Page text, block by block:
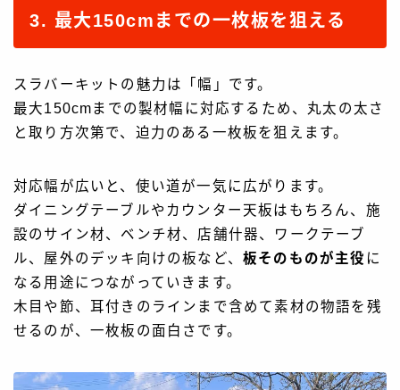
3. 最大150cmまでの一枚板を狙える
スラバーキットの魅力は「幅」です。
最大150cmまでの製材幅に対応するため、丸太の太さ
と取り方次第で、迫力のある一枚板を狙えます。
対応幅が広いと、使い道が一気に広がります。
ダイニングテーブルやカウンター天板はもちろん、施
設のサイン材、ベンチ材、店舗什器、ワークテーブ
ル、屋外のデッキ向けの板など、 板そのものが主役 に
なる用途につながっていきます。
木目や節、耳付きのラインまで含めて素材の物語を残
せるのが、一枚板の面白さです。